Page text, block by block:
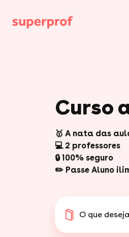
Curso
🥇 A nata das
💻 2 professores
🔒 100% seguro
✏️ Passe Aluno
O que